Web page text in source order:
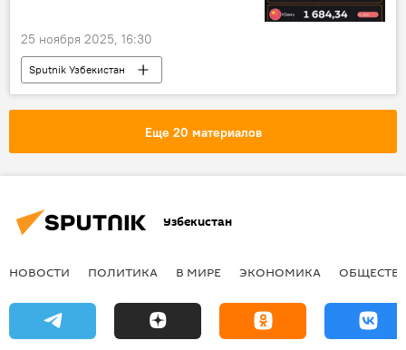
25 ноября 2025, 16:30
Sputnik Узбекистан
Еще 20 материалов
Узбекистан
НОВОСТИ ПОЛИТИКА В МИРЕ ЭКОНОМИКА